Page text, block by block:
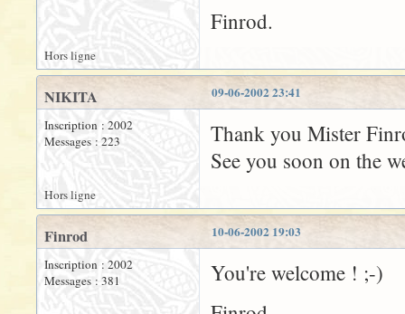
Finrod.
Hors ligne
09-06-2002 23:41
NIKITA
Inscription : 2002
Messages : 223
Thank you Mister
See you soon on the
Hors ligne
10-06-2002 19:03
Finrod
Inscription : 2002
Messages : 381
You're welcome ! ;-)